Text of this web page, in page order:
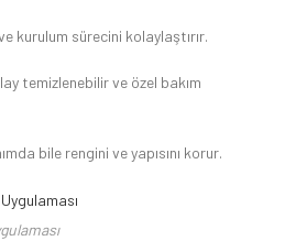
kurulum sürecini kolaylaştırır.
temizlenebilir ve özel bakım
bile rengini ve yapısını korur.